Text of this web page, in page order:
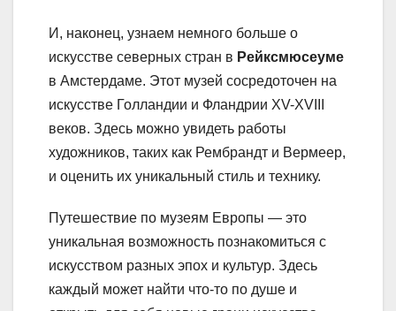
И, наконец, узнаем немного больше о
искусстве северных стран в Рейксмюсеуме
в Амстердаме. Этот музей сосредоточен на
искусстве Голландии и Фландрии XV-XVIII
веков. Здесь можно увидеть работы
художников, таких как Рембрандт и Вермеер,
и оценить их уникальный стиль и технику.
Путешествие по музеям Европы — это
уникальная возможность познакомиться с
искусством разных эпох и культур. Здесь
каждый может найти что-то по душе и